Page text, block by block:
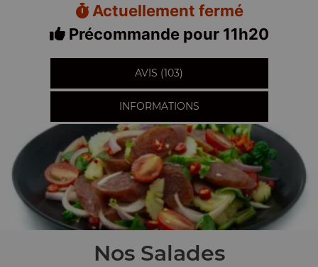
Actuellement fermé
Précommande pour 11h20
AVIS (103)
INFORMATIONS
Nos Salades